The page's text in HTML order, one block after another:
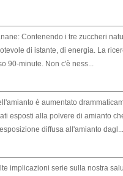
Contenendo i tre zuccheri
di istante, di energia. La
90-minute. Non c'è ness...
è aumentato
esposti alla polvere di amianto
diffusa all'amianto dagl...
implicazioni serie sulla nostra